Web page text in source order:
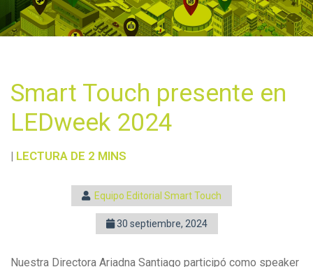
Smart Touch presente en
LEDweek 2024
| LECTURA DE 2 MINS
Equipo Editorial Smart Touch
30 septiembre, 2024
Nuestra Directora Ariadna Santiago participó como speaker